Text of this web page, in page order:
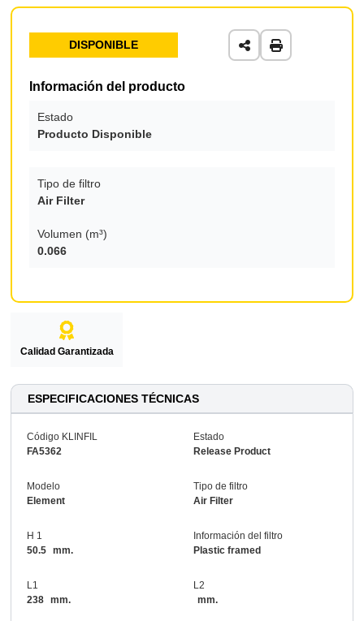
DISPONIBLE
Información del producto
Estado
Producto Disponible
Tipo de filtro
Air Filter
Volumen (m³)
0.066
Calidad Garantizada
ESPECIFICACIONES TÉCNICAS
Código KLINFIL
FA5362
Estado
Release Product
Modelo
Element
Tipo de filtro
Air Filter
H 1
50.5 mm.
Información del filtro
Plastic framed
L1
238 mm.
L2
mm.